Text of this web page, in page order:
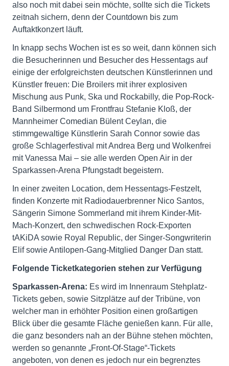
also noch mit dabei sein möchte, sollte sich die Tickets
zeitnah sichern, denn der Countdown bis zum
Auftaktkonzert läuft.
In knapp sechs Wochen ist es so weit, dann können sich
die Besucherinnen und Besucher des Hessentags auf
einige der erfolgreichsten deutschen Künstlerinnen und
Künstler freuen: Die Broilers mit ihrer explosiven
Mischung aus Punk, Ska und Rockabilly, die Pop-Rock-
Band Silbermond um Frontfrau Stefanie Kloß, der
Mannheimer Comedian Bülent Ceylan, die
stimmgewaltige Künstlerin Sarah Connor sowie das
große Schlagerfestival mit Andrea Berg und Wolkenfrei
mit Vanessa Mai – sie alle werden Open Air in der
Sparkassen-Arena Pfungstadt begeistern.
In einer zweiten Location, dem Hessentags-Festzelt,
finden Konzerte mit Radiodauerbrenner Nico Santos,
Sängerin Simone Sommerland mit ihrem Kinder-Mit-
Mach-Konzert, den schwedischen Rock-Exporten
tAKiDA sowie Royal Republic, der Singer-Songwriterin
Elif sowie Antilopen-Gang-Mitglied Danger Dan statt.
Folgende Ticketkategorien stehen zur Verfügung
Sparkassen-Arena: Es wird im Innenraum Stehplatz-
Tickets geben, sowie Sitzplätze auf der Tribüne, von
welcher man in erhöhter Position einen großartigen
Blick über die gesamte Fläche genießen kann. Für alle,
die ganz besonders nah an der Bühne stehen möchten,
werden so genannte „Front-Of-Stage“-Tickets
angeboten, von denen es jedoch nur ein begrenztes